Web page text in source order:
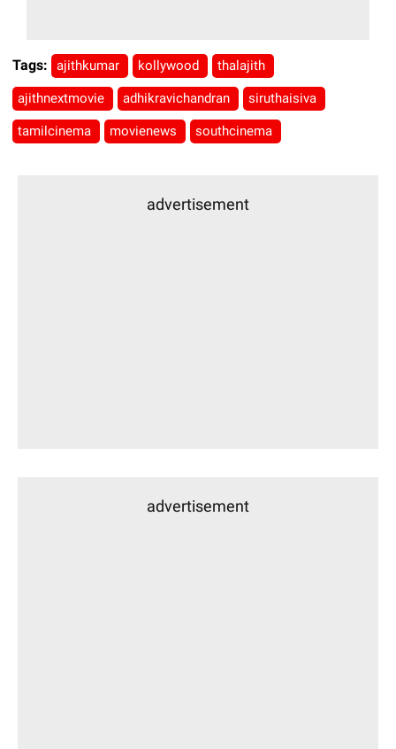
Tags: ajithkumar kollywood thalajith
ajithnextmovie adhikravichandran siruthaisiva
tamilcinema movienews southcinema
advertisement
advertisement